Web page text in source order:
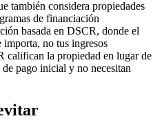
también considera propiedades
de financiación
basada en DSCR, donde el
importa, no tus ingresos
califican la propiedad en lugar de
pago inicial y no necesitan